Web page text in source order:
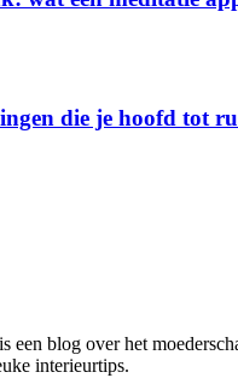
die je hoofd tot
een blog over het
interieurtips.